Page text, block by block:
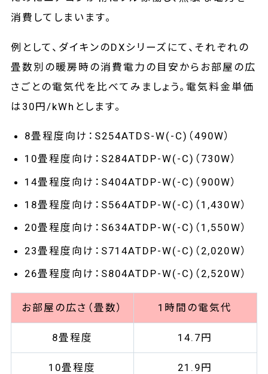
消費してしまいます。
例として、ダイキンのDXシリーズにて、それぞれの
畳数別の暖房時の消費電力の目安からお部屋の広
さごとの電気代を比べてみましょう。電気料金単価
は30円/kWhとします。
8畳程度向け：S254ATDS-W(-C)（490W）
10畳程度向け：S284ATDP-W(-C)（730W）
14畳程度向け：S404ATDP-W(-C)（900W）
18畳程度向け：S564ATDP-W(-C)（1,430W）
20畳程度向け：S634ATDP-W(-C)（1,550W）
23畳程度向け：S714ATDP-W(-C)（2,020W）
26畳程度向け：S804ATDP-W(-C)（2,520W）
お部屋の広さ（畳数） 1時間の電気代
8畳程度 14.7円
10畳程度 21.9円